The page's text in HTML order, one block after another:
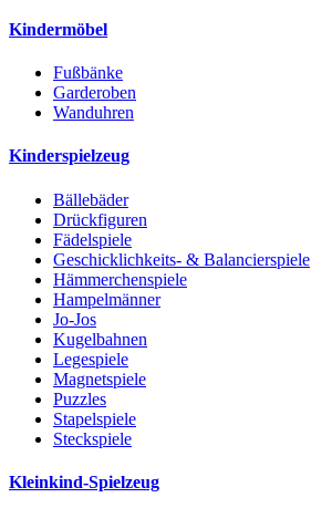
Kindermöbel
Fußbänke
Garderoben
Wanduhren
Kinderspielzeug
Bällebäder
Drückfiguren
Fädelspiele
Geschicklichkeits- & Balancierspiele
Hämmerchenspiele
Hampelmänner
Jo-Jos
Kugelbahnen
Legespiele
Magnetspiele
Puzzles
Stapelspiele
Steckspiele
Kleinkind-Spielzeug